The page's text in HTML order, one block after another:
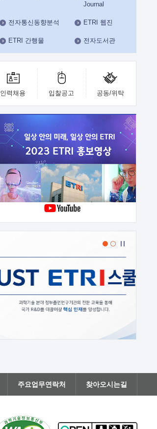
Journal
전자통신동향분석 ETRI 웹진
ETRI 간행물 전자도서관
인력채용 입찰공고 공동/위탁
주요업무연락처 찾아오시는길